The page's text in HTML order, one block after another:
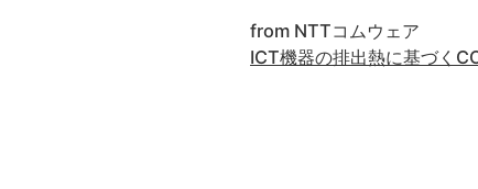
from NTTコムウェア
ICT機器の排出熱に基づく